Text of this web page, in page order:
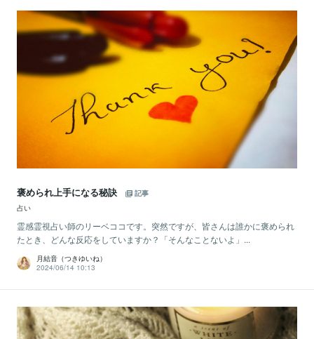
褒められ上手になる秘訣
記事
占い
霊感霊視占い師のリーベココです。突然ですが、皆さんは誰かに褒められ
たとき、どんな反応をしていますか？「そんなことないよ」...
月結音（つきゆいね）
2024/06/14 10:13